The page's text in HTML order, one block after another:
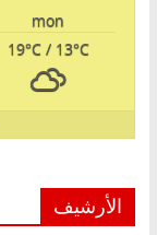
mon
19°C/ 13°C
الأرشيف